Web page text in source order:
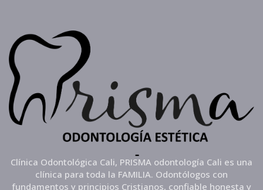
Clínica Odontológica Cali, PRISMA odontología Cali es una
clínica para toda la FAMILIA. Odontólogos con
fundamentos y principios Cristianos, confiable honesta y